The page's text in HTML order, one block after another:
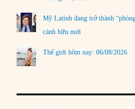
Mỹ Latinh đang trở thành
cánh hữu mới
Thế giới hôm nay: 06/08/2026